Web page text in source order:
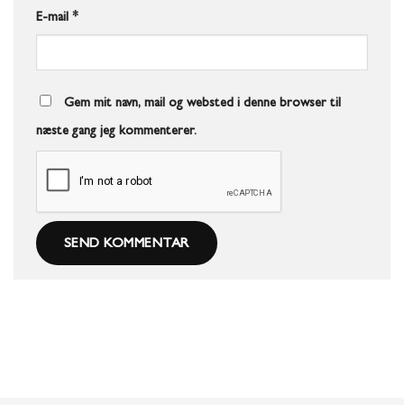
E-mail *
Gem mit navn, mail og websted i denne browser til
næste gang jeg kommenterer.